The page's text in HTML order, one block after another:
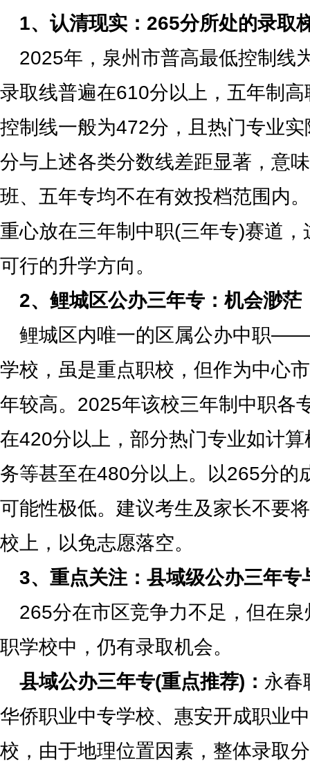
1、认清现实：265分所处的录取
2025年，泉州市普高最低控制线
录取线普遍在610分以上，五年制
控制线一般为472分，且热门专业
分与上述各类分数线差距显著，意
班、五年专均不在有效投档范围内
重心放在三年制中职(三年专)赛道
可行的升学方向。
2、鲤城区公办三年专：机会渺茫
鲤城区内唯一的区属公办中职
学校，虽是重点职校，但作为中心
年较高。2025年该校三年制中职各
在420分以上，部分热门专业如计
务等甚至在480分以上。以265分的
可能性极低。建议考生及家长不要
校上，以免志愿落空。
3、重点关注：县域级公办三年专
265分在市区竞争力不足，但在
职学校中，仍有录取机会。
县域公办三年专(重点推荐)： 永春
华侨职业中专学校、惠安开成职业
校，由于地理位置因素，整体录取